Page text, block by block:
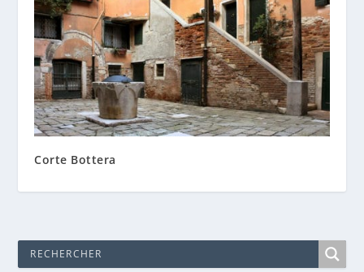
Corte Bottera